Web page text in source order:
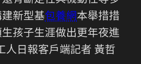
新型基包養網本舉措措
孩子生涯做出更年夜進
人日報客戶端記者 黃哲